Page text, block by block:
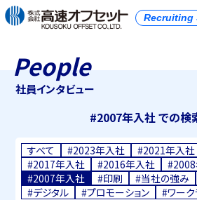
Recruiting
People
社員インタビュー
#2007年入社 での検
すべて #2023年入社 #2021年入社
#2017年入社
#2016年入社
#2007年入社
#印刷 #当社の強み
#デジタル
#プロモーション #ワーク